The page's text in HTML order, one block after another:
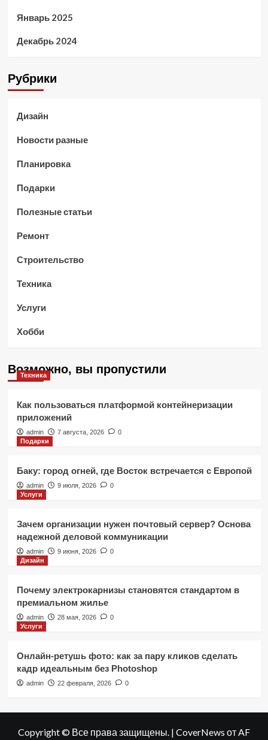
Январь 2025
Декабрь 2024
Рубрики
Дизайн
Новости разные
Планировка
Подарки
Полезные статьи
Ремонт
Строительство
Техника
Услуги
Хобби
Возможно, вы пропустили
Техника
Как пользоваться платформой контейнеризации
приложений
admin 7 августа, 2026
0
Подарки
Баку: город огней, где Восток встречается с Европой
admin 9 июля, 2026
0
Услуги
Зачем организации нужен почтовый сервер? Основа
надежной деловой коммуникации
admin 9 июня, 2026
0
Дизайн
Почему электрокарнизы становятся стандартом в
премиальном жилье
admin 28 мая, 2026
0
Услуги
Онлайн-ретушь фото: как за пару кликов сделать
кадр идеальным без Photoshop
admin 22 февраля, 2026 0
Copyright © Все права защищены. | CoverNews от AF